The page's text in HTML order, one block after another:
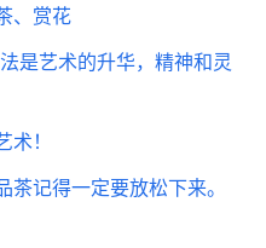
、赏花
是艺术的升华，精神和灵
！
记得一定要放松下来。